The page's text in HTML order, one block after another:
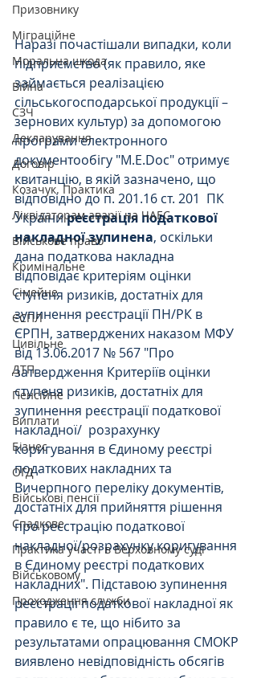
Призовнику
Міграційне
Моральна шкода
Війна
СЗЧ
Декларування
Договір
Козачук. Практика
Ліквідаторам аварії на ЧАЕС
Військове право
Кримінальне
Сімейне
ЄСПЛ
Цивільне
ДТП
Пенсійне
Виплати
Бізнес
ОГД
Військові пенсії
Спадкове
Практика участі в Верховному суді
Військовому
Проходження служби
Наразі почастішали випадки, коли
підприємство (як правило, яке
займається реалізацією
сільськогосподарської продукції –
зернових культур) за допомогою
програми електронного
документообігу "М.Е.Doc" отримує
квитанцію, в якій зазначено, що
відповідно до п. 201.16 ст. 201  ПК
України реєстрація податкової
накладної зупинена, оскільки
дана податкова накладна
відповідає критеріям оцінки
ступеня ризиків, достатніх для
зупинення реєстрації ПН/РК в
ЄРПН, затверджених наказом МФУ
від 13.06.2017 № 567 "Про
затвердження Критеріїв оцінки
ступеня ризиків, достатніх для
зупинення реєстрації податкової
накладної/  розрахунку
коригування в Єдиному реєстрі
податкових накладних та
Вичерпного переліку документів,
достатніх для прийняття рішення
про реєстрацію податкової
накладної/розрахунку коригування
в Єдиному реєстрі податкових
накладних". Підставою зупинення
реєстрації податкової накладної як
правило є те, що нібито за
результатами опрацювання СМОКР
виявлено невідповідність обсягів